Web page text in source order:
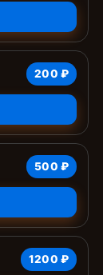
200 ₽
500 ₽
1200 ₽